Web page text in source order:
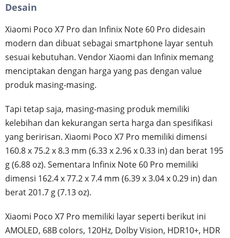
Desain
Xiaomi Poco X7 Pro dan Infinix Note 60 Pro didesain
modern dan dibuat sebagai smartphone layar sentuh
sesuai kebutuhan. Vendor Xiaomi dan Infinix memang
menciptakan dengan harga yang pas dengan value
produk masing-masing.
Tapi tetap saja, masing-masing produk memiliki
kelebihan dan kekurangan serta harga dan spesifikasi
yang beririsan. Xiaomi Poco X7 Pro memiliki dimensi
160.8 x 75.2 x 8.3 mm (6.33 x 2.96 x 0.33 in) dan berat 195
g (6.88 oz). Sementara Infinix Note 60 Pro memiliki
dimensi 162.4 x 77.2 x 7.4 mm (6.39 x 3.04 x 0.29 in) dan
berat 201.7 g (7.13 oz).
Xiaomi Poco X7 Pro memiliki layar seperti berikut ini
AMOLED, 68B colors, 120Hz, Dolby Vision, HDR10+, HDR